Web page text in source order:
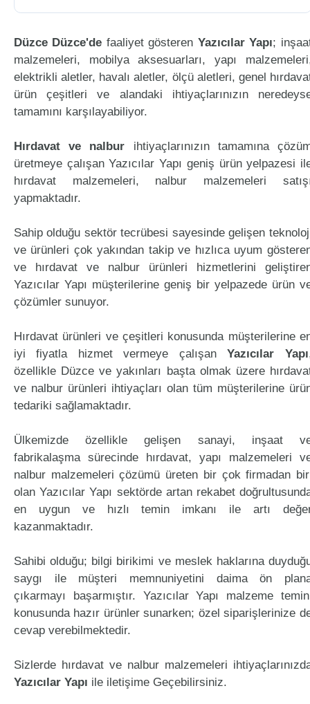
Düzce Düzce'de faaliyet gösteren Yazıcılar Yapı;
malzemeleri, mobilya aksesuarları, yapı
elektrikli aletler, havalı aletler, ölçü aletleri, genel
ürün çeşitleri ve alandaki ihtiyaçlarınızın
tamamını karşılayabiliyor.
Hırdavat ve nalbur ihtiyaçlarınızın tamamına
üretmeye çalışan Yazıcılar Yapı geniş ürün yelpazesi
hırdavat malzemeleri, nalbur malzemeleri
yapmaktadır.
Sahip olduğu sektör tecrübesi sayesinde gelişen
ve ürünleri çok yakından takip ve hızlıca uyum
ve hırdavat ve nalbur ürünleri hizmetlerini
Yazıcılar Yapı müşterilerine geniş bir yelpazede ürün
çözümler sunuyor.
Hırdavat ürünleri ve çeşitleri konusunda müşterilerine
iyi fiyatla hizmet vermeye çalışanYazıcılar Yapı
özellikle Düzce ve yakınları başta olmak üzere
ve nalbur ürünleri ihtiyaçları olan tüm müşterilerine
tedariki sağlamaktadır.
Ülkemizde özellikle gelişen sanayi, inşaat
fabrikalaşma sürecinde hırdavat, yapı malzemeleri
nalbur malzemeleri çözümü üreten bir çok firmadan
olan Yazıcılar Yapı sektörde artan rekabet
en uygun ve hızlı temin imkanı ile artı
kazanmaktadır.
Sahibi olduğu; bilgi birikimi ve meslek haklarına
saygı ile müşteri memnuniyetini daima ön
çıkarmayı başarmıştır. Yazıcılar Yapı malzeme
konusunda hazır ürünler sunarken; özel siparişlerinize
cevap verebilmektedir.
Sizlerde hırdavat ve nalbur malzemeleri
Yazıcılar Yapı ile iletişime Geçebilirsiniz.